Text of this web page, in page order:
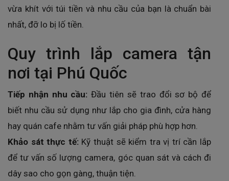
vừa khít với túi tiền và nhu cầu của bạn là chuẩn bài
nhất, đỡ lo bị lố tiền.
Quy trình lắp camera tận
nơi tại Phú Quốc
Tiếp nhận nhu cầu: Đầu tiên sẽ trao đổi sơ bộ để
biết nhu cầu sử dụng như lắp cho gia đình, cửa hàng
hay quán cafe nhằm tư vấn giải pháp phù hợp hơn.
Khảo sát thực tế: Kỹ thuật sẽ kiểm tra vị trí cần lắp
để tư vấn số lượng camera, góc quan sát và cách đi
dây sao cho gọn gàng, thuận tiện.